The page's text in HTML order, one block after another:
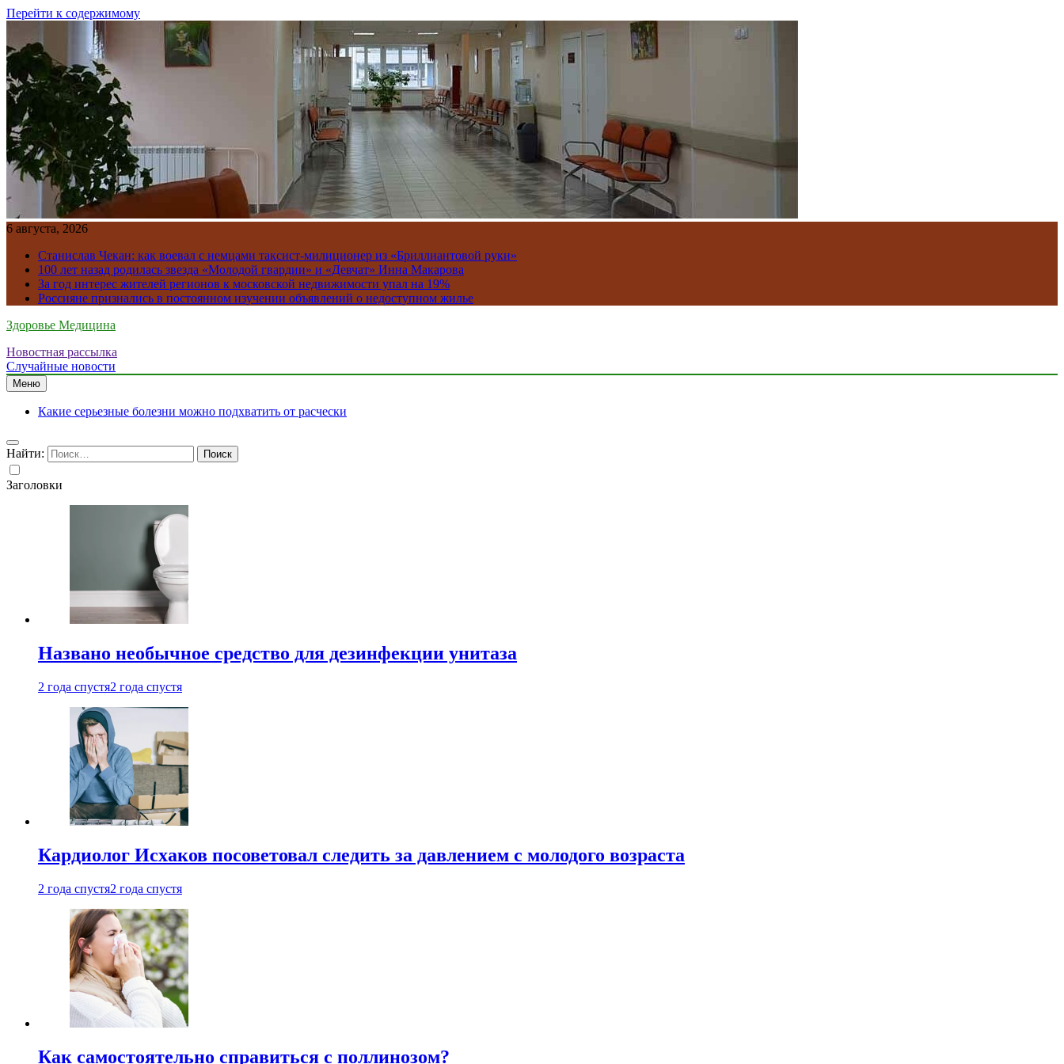
Перейти к содержимому
6 августа, 2026
Станислав Чекан: как воевал с немцами таксист-милиционер из «Бриллиантовой руки»
100 лет назад родилась звезда «Молодой гвардии» и «Девчат» Инна Макарова
За год интерес жителей регионов к московской недвижимости упал на 19%
Россияне признались в постоянном изучении объявлений о недоступном жилье
Здоровье Медицина
Новостная рассылка
Случайные новости
Меню
Какие серьезные болезни можно подхватить от расчески
Найти:
Заголовки
Названо необычное средство для дезинфекции унитаза
2 года спустя2 года спустя
Кардиолог Исхаков посоветовал следить за давлением с молодого возраста
2 года спустя2 года спустя
Как самостоятельно справиться с поллинозом?